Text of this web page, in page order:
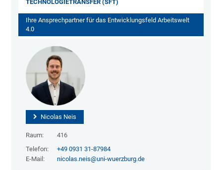
TECHNOLOGIETRANSFER (SFT)
Ihre Ansprechpartner für das Entwicklungsfeld Arbeitswelt
4.0
Nicolas Neis
Raum:
416
Telefon:
+49 0931 31-87984
E-Mail:
nicolas.neis@uni-wuerzburg.de